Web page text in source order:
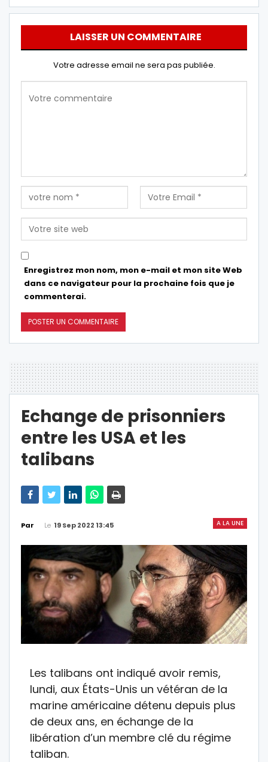
LAISSER UN COMMENTAIRE
Votre adresse email ne sera pas publiée.
Enregistrez mon nom, mon e-mail et mon site Web
dans ce navigateur pour la prochaine fois que je
commenterai.
Echange de prisonniers
entre les USA et les
talibans
A LA UNE
Par Le 19 Sep 2022 13:45
Les talibans ont indiqué avoir remis,
lundi, aux États-Unis un vétéran de la
marine américaine détenu depuis plus
de deux ans, en échange de la
libération d’un membre clé du régime
taliban.